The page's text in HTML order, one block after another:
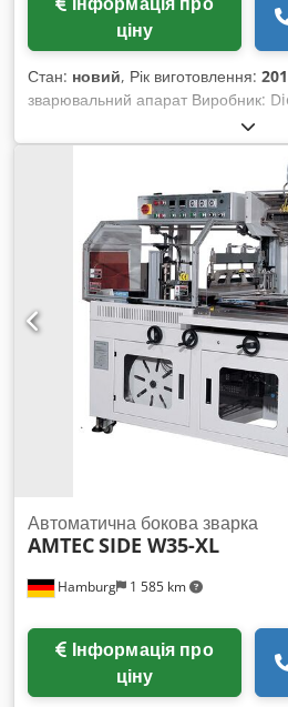
ціну
Стан: новий, Рік виготовлення:
зварювальний апарат Виробник:
випуску: 2018 Не
рами: 500 x 350 мм Ширина
Adysrf Зовнішні розміри: 170 x
Hamburg 1 585 km
Автоматична бокова зварка
AMTECSIDE W35-XL
ціну